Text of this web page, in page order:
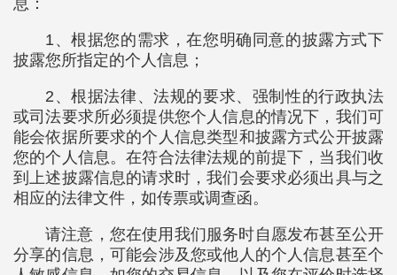
息：
1、根据您的需求，在您明确同意的披露方式下
披露您所指定的个人信息；
2、根据法律、法规的要求、强制性的行政执法
或司法要求所必须提供您个人信息的情况下，我们可
能会依据所要求的个人信息类型和披露方式公开披露
您的个人信息。在符合法律法规的前提下，当我们收
到上述披露信息的请求时，我们会要求必须出具与之
相应的法律文件，如传票或调查函。
请注意，您在使用我们服务时自愿发布甚至公开
分享的信息，可能会涉及您或他人的个人信息甚至个